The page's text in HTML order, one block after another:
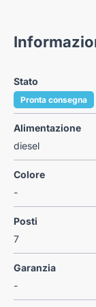
Stato
Pronta consegna
Alimentazione
diesel
Colore
-
Posti
7
Garanzia
-